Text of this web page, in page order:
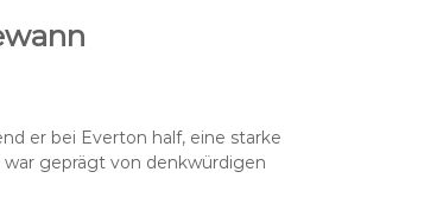
er bei Everton half, eine starke
war geprägt von denkwürdigen